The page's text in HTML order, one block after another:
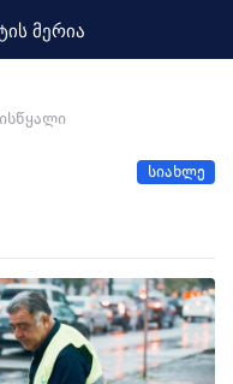
მერია
სიახლე